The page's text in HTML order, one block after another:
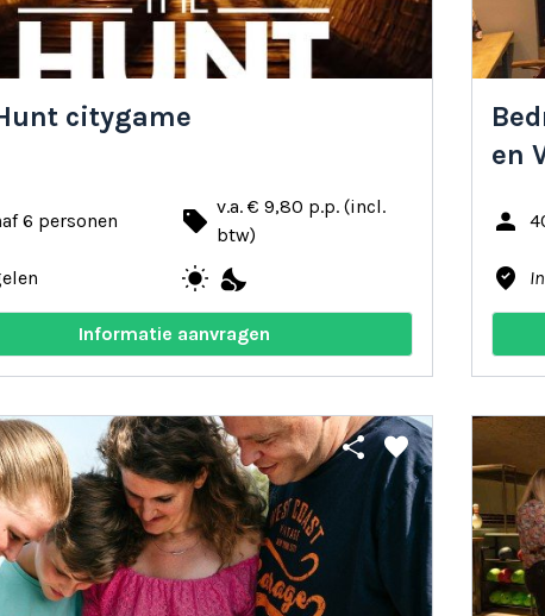
citygame
6 personen local_offer v.a. € 9,80 p.p. (incl.
btw)
wb_sunny nights_stay
Informatie aanvragen
en
person
where_to_vote
share favorite